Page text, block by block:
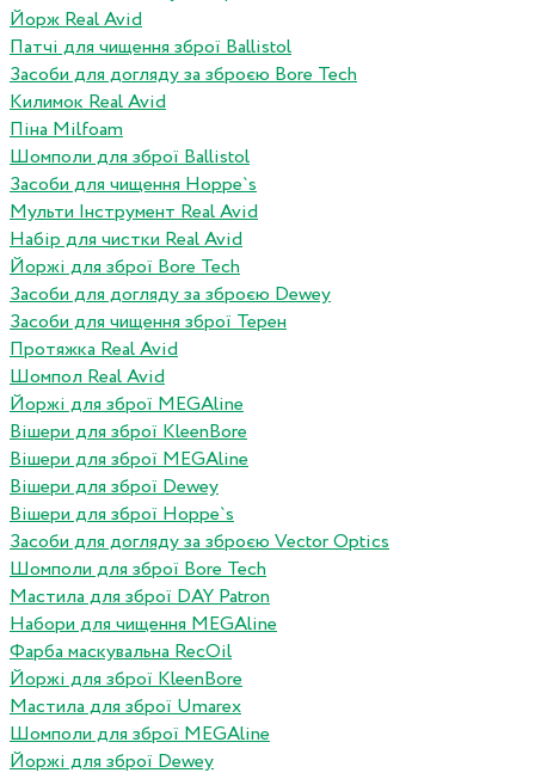
Йорж Real Avid
Патчі для чищення зброї Ballistol
Засоби для догляду за зброєю Bore Tech
Килимок Real Avid
Піна Milfoam
Шомполи для зброї Ballistol
Засоби для чищення Hoppe`s
Мульти Інструмент Real Avid
Набір для чистки Real Avid
Йоржі для зброї Bore Tech
Засоби для догляду за зброєю Dewey
Засоби для чищення зброї Терен
Протяжка Real Avid
Шомпол Real Avid
Йоржі для зброї MEGAline
Вішери для зброї KleenBore
Вішери для зброї MEGAline
Вішери для зброї Dewey
Вішери для зброї Hoppe`s
Засоби для догляду за зброєю Vector Optics
Шомполи для зброї Bore Tech
Мастила для зброї DAY Patron
Набори для чищення MEGAline
Фарба маскувальна RecOil
Йоржі для зброї KleenBore
Мастила для зброї Umarex
Шомполи для зброї MEGAline
Йоржі для зброї Dewey